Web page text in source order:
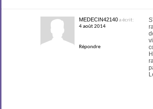
MEDECIN42140a écrit:
4 août 2014
Répondre